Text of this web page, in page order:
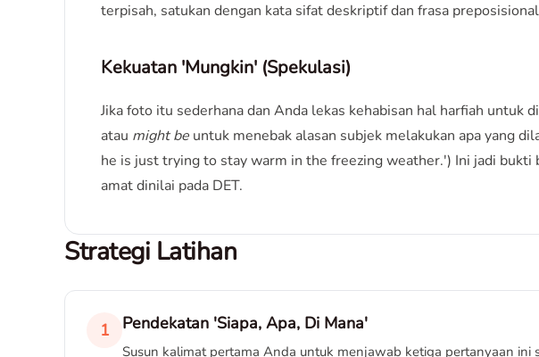
terpisah, satukan dengan kata sifat deskriptif dan frasa
Kekuatan 'Mungkin' (Spekulasi)
Jika foto itu sederhana dan Anda lekas kehabisan hal harfiah untuk
atau might be untuk menebak alasan subjek melakukan apa yang
he is just trying to stay warm in the freezing weather.') Ini jadi bukti
amat dinilai pada DET.
Strategi Latihan
1 Pendekatan 'Siapa, Apa, Di Mana'
Susun kalimat pertama Anda untuk menjawab ketiga pertanyaan ini